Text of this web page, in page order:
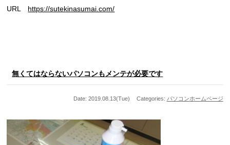
URL https://sutekinasumai.com/
無くてはならないパソコンもメンテが必要です
Date: 2019.08.13(Tue) Categories: パソコンホームページ